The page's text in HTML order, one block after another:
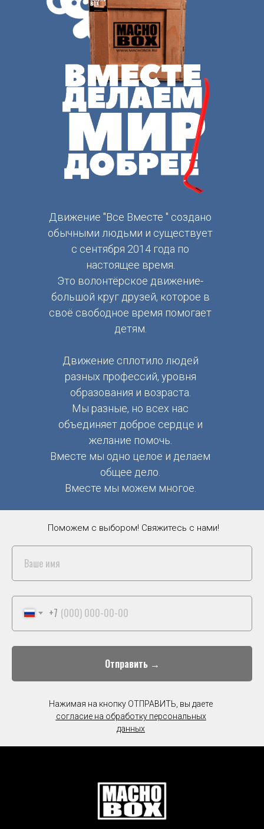
Движение "Все Вместе " создано
обычными людьми и существует
с сентября 2014 года по
настоящее время.
Это волонтёрское движение-
большой круг друзей, которое в
своё свободное время помогает
детям.
Движение сплотило людей
разных профессий, уровня
образования и возраста.
Мы разные, но всех нас
объединяет доброе сердце и
желание помочь.
Вместе мы одно целое и делаем
общее дело.
Вместе мы можем многое.
Поможем с выбором! Свяжитесь с нами!
+7
Отправить →
Нажимая на кнопку ОТПРАВИТЬ, вы даете
согласие на обработку персональных
данных